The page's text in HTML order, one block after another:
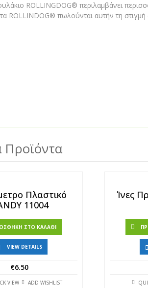
ROLLINGDOG® περιλαμβάνει
ROLLINDOG® πωλούνται αυτήν τη
Προϊόντα
Πλαστικό
11004
ΣΤΟ ΚΑΛΆΘΙ
VIEW DETAILS
€6.50
VIEW ADD WISHLIST
Ίνες